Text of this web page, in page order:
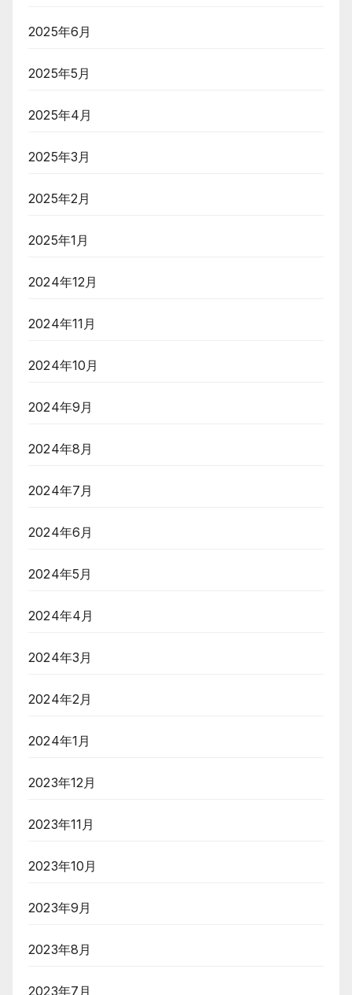
2025年6月
2025年5月
2025年4月
2025年3月
2025年2月
2025年1月
2024年12月
2024年11月
2024年10月
2024年9月
2024年8月
2024年7月
2024年6月
2024年5月
2024年4月
2024年3月
2024年2月
2024年1月
2023年12月
2023年11月
2023年10月
2023年9月
2023年8月
2023年7月